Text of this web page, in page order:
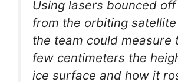
Using lasers bounced
from the orbiting satellite
the team could measure
few centimeters the
ice surface and how it